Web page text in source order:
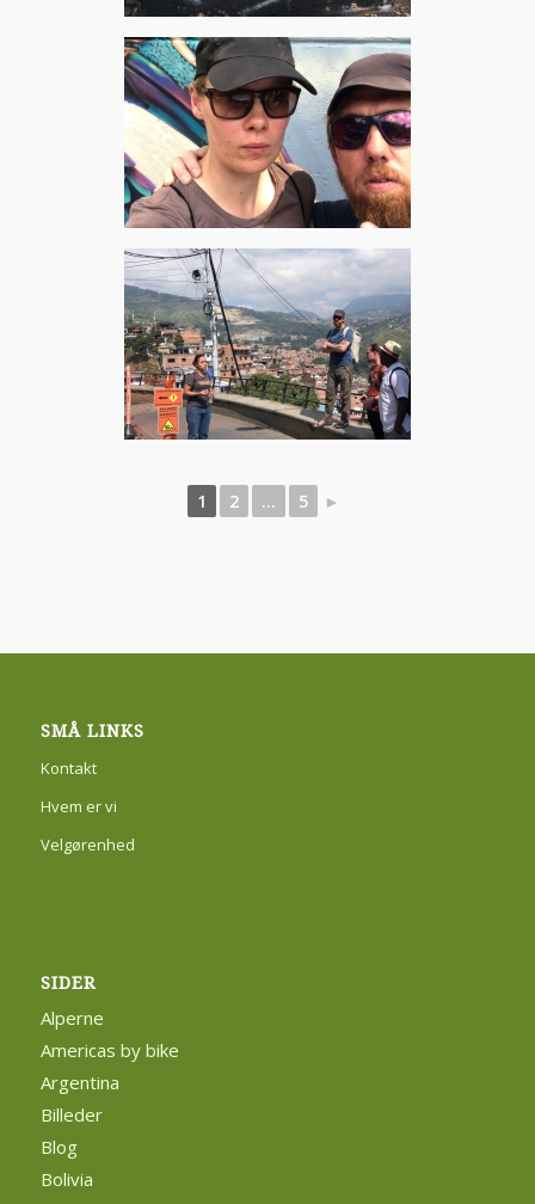
1 2 ... 5 ►
SMÅ LINKS
Kontakt
Hvem er vi
Velgørenhed
SIDER
Alperne
Americas by bike
Argentina
Billeder
Blog
Bolivia